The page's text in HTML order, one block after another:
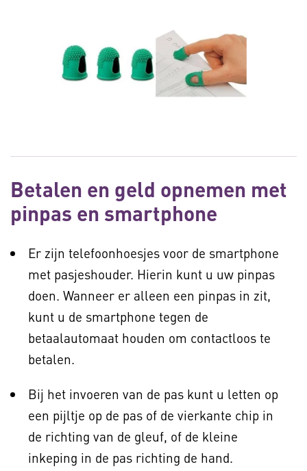
Betalen en geld opnemen met
pinpas en smartphone
Er zijn telefoonhoesjes voor de smartphone
met pasjeshouder. Hierin kunt u uw pinpas
doen. Wanneer er alleen een pinpas in zit,
kunt u de smartphone tegen de
betaalautomaat houden om contactloos te
betalen.
Bij het invoeren van de pas kunt u letten op
een pijltje op de pas of de vierkante chip in
de richting van de gleuf, of de kleine
inkeping in de pas richting de hand.